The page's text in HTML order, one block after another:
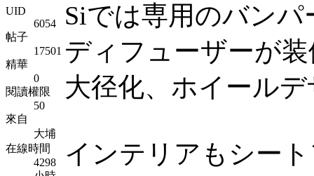
UID
6054
帖子
17501
精華
0
閱讀權限
50
來自
大埔
在線時間
4298
Siでは専用のバン
ディフューザーが
大径化、ホイール
インテリアもシー